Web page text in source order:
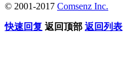
© 2001-2017 Comsenz Inc.
快速回复 返回顶部 返回列表